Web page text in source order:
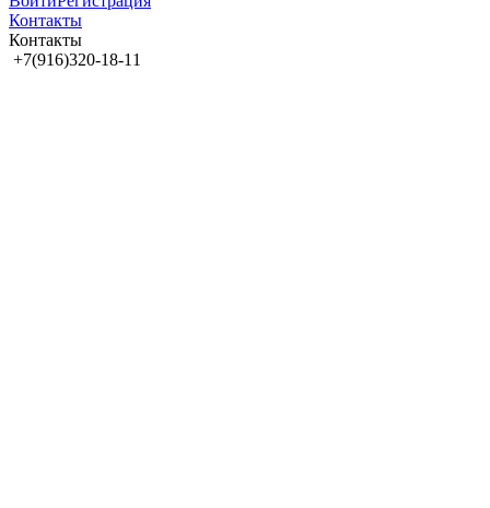
Контакты
Контакты
+7(916)320-18-11